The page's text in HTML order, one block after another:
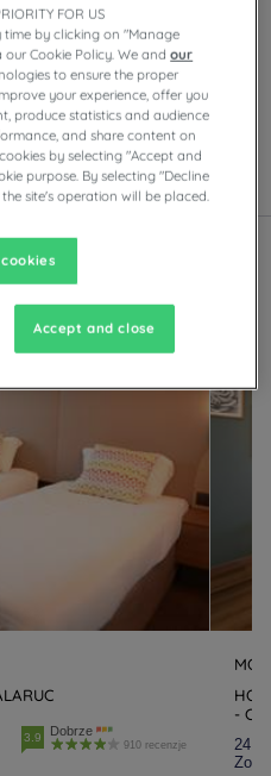
w Sete. W
mieć do dyspozycji
restauracje z
lub daniami do wyboru z
3.9 Dobrze
910 recenzje
-
24.3
FOR US
time by clicking on "Manage
Cookie Policy. We andour
to ensure the proper
your experience, offer you
produce statistics and audience
and share content on
by selecting "Accept and
purpose. By selecting "Decline
site's operation will be placed.
Accept and close